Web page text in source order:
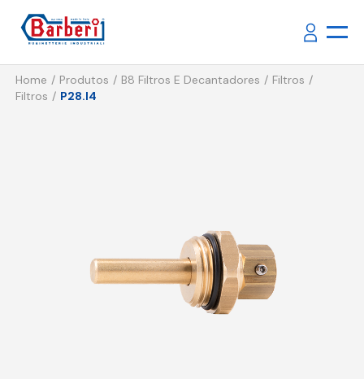
Home Produtos B8 Filtros E Decantadores
Filtros
Filtros
P28.I4